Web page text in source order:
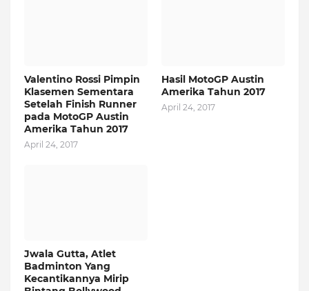
Valentino Rossi Pimpin
Klasemen Sementara
Setelah Finish Runner
pada MotoGP Austin
Amerika Tahun 2017
April 24, 2017
Hasil MotoGP Austin
Amerika Tahun 2017
April 24, 2017
Jwala Gutta, Atlet
Badminton Yang
Kecantikannya Mirip